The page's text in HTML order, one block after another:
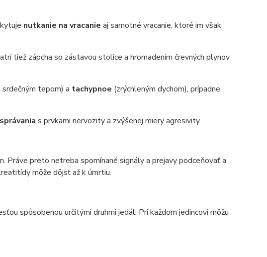
nutkanie na vracanie aj samotné vracanie, ktoré im však
tiež zápcha so zástavou stolice a hromadením črevných plynov
srdečným tepom) a tachypnoe (zrýchleným dychom), prípadne
s prvkami nervozity a zvýšenej miery agresivity.
Práve preto netreba spomínané signály a prejavy podceňovať a
môže dôjsť až k úmrtiu.
spôsobenou určitými druhmi jedál. Pri každom jedincovi môžu